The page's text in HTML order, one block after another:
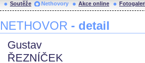
Soutěže Nethovory Akce online
NETHOVOR - detail
Gustav
ŘEZNÍČEK